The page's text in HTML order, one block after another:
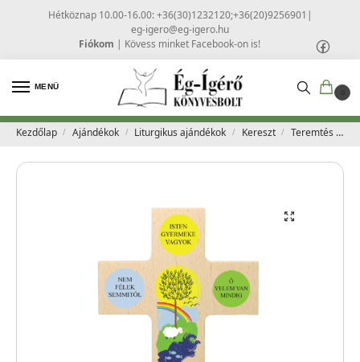
Hétköznap 10.00-16.00: +36(30)1232120;+36(20)9256901 |
eg-igero@eg-igero.hu
Fiókom | Kövess minket Facebook-on is!
MENÜ
0
Kezdőlap / Ajándékok / Liturgikus ajándékok / Kereszt / Teremtés kereszt – Donum Dei